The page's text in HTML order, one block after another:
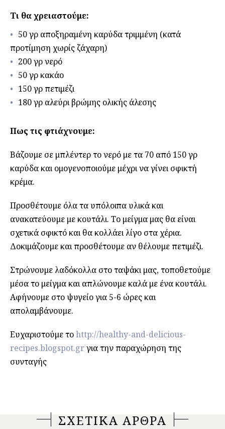
Τι θα χρειαστούμε:
50 γρ αποξηραμένη καρύδα τριμμένη (κατά
προτίμηση χωρίς ζάχαρη)
200 γρ νερό
50 γρ κακάο
150 γρ πετιμέζι
180 γρ αλεύρι βρώμης ολικής άλεσης
Πως τις φτιάχνουμε:
Βάζουμε σε μπλέντερ το νερό με τα 70 από 150 γρ
καρύδα και ομογενοποιούμε μέχρι να γίνει σφικτή
κρέμα.
Προσθέτουμε όλα τα υπόλοιπα υλικά και
ανακατεύουμε με κουτάλι. Το μείγμα μας θα είναι
σχετικά σφικτό και θα κολλάει λίγο στα χέρια.
Δοκιμάζουμε και προσθέτουμε αν θέλουμε πετιμέζι.
Στρώνουμε λαδόκολλα στο ταψάκι μας, τοποθετούμε
μέσα το μείγμα και απλώνουμε καλά με ένα κουτάλι.
Αφήνουμε στο ψυγείο για 5-6 ώρες και
απολαμβάνουμε.
Ευχαριστούμε τοhttp://healthy-and-delicious-
recipes.blogspot.grγια την παραχώρηση της
συνταγής
ΣΧΕΤΙΚΑ ΑΡΘΡΑ